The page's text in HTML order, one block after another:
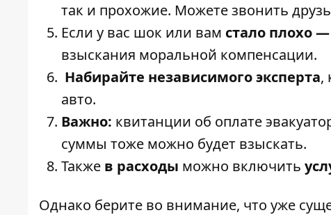
так и прохожие. Можете звонить
Если у вас шок или вам стало плохо
взыскания моральной компенсации.
Набирайте независимого эксперта,
авто.
Важно: квитанции об оплате
суммы тоже можно будет взыскать.
Также в расходы можно включить
Однако берите во внимание, что уже